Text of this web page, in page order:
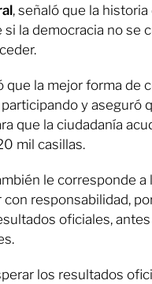
, señaló que la
la democracia no se
que la mejor forma de
y aseguró
que la ciudadanía
mil casillas.
le corresponde a
con responsabilidad,
oficiales,
los resultados